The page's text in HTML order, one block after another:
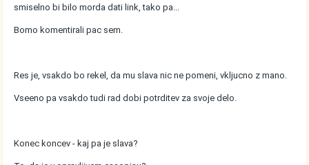
smiselno bi bilo morda dati link, tako pa...
Bomo komentirali pac sem.
Res je, vsakdo bo rekel, da mu slava nic ne pomeni, vkljucno z mano.
Vseeno pa vsakdo tudi rad dobi potrditev za svoje delo.
Konec koncev - kaj pa je slava?